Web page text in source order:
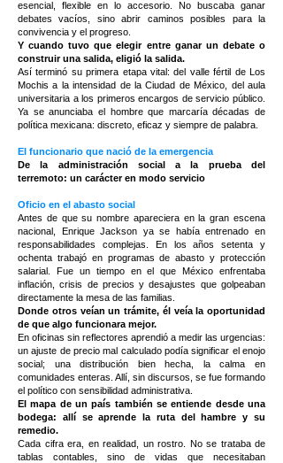
esencial, flexible en lo accesorio. No buscaba ganar
debates vacíos, sino abrir caminos posibles para la
convivencia y el progreso.
Y cuando tuvo que elegir entre ganar un debate o
construir una salida, eligió la salida.
Así terminó su primera etapa vital: del valle fértil de Los
Mochis a la intensidad de la Ciudad de México, del aula
universitaria a los primeros encargos de servicio público.
Ya se anunciaba el hombre que marcaría décadas de
política mexicana: discreto, eficaz y siempre de palabra.
El funcionario que nació de la emergencia
De la administración social a la prueba del
terremoto: un carácter en modo servicio
Oficio en el abasto social
Antes de que su nombre apareciera en la gran escena
nacional, Enrique Jackson ya se había entrenado en
responsabilidades complejas. En los años setenta y
ochenta trabajó en programas de abasto y protección
salarial. Fue un tiempo en el que México enfrentaba
inflación, crisis de precios y desajustes que golpeaban
directamente la mesa de las familias.
Donde otros veían un trámite, él veía la oportunidad
de que algo funcionara mejor.
En oficinas sin reflectores aprendió a medir las urgencias:
un ajuste de precio mal calculado podía significar el enojo
social; una distribución bien hecha, la calma en
comunidades enteras. Allí, sin discursos, se fue formando
el político con sensibilidad administrativa.
El mapa de un país también se entiende desde una
bodega: allí se aprende la ruta del hambre y su
remedio.
Cada cifra era, en realidad, un rostro. No se trataba de
tablas contables, sino de vidas que necesitaban